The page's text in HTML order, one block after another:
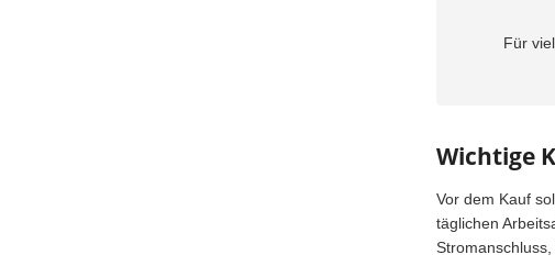
Für
Wichtige
Vor dem Kauf
täglichen